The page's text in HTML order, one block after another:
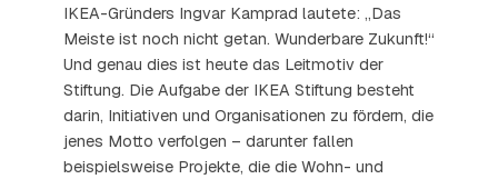
IKEA-Gründers Ingvar Kamprad lautete: „Das
Meiste ist noch nicht getan. Wunderbare Zukunft!“
Und genau dies ist heute das Leitmotiv der
Stiftung. Die Aufgabe der IKEA Stiftung besteht
darin, Initiativen und Organisationen zu fördern, die
jenes Motto verfolgen – darunter fallen
beispielsweise Projekte, die die Wohn- und